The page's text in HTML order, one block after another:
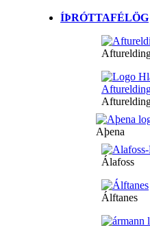
ÍÞRÓTTAFÉLÖG
Aþena
Álafoss
Álftanes